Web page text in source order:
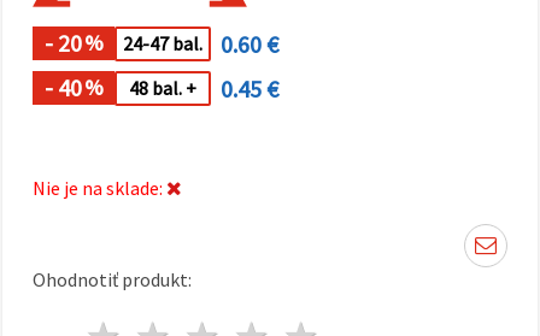
Nastaveniach
výberom
daného
typu
súborov
cookie a
- 20% 24-47 bal.
0.60 €
- 40% 48 bal. + 0.45 €
Nie je na sklade:
Ohodnotiť produkt: